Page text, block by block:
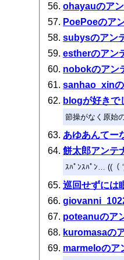
ohayauのア
PoePoeのア
subysのアン
estherのアン
nobokのアン
sanhao_xin
blogが好きで
節操がなく原始
あゆあんてー
餅太郎アンテ
ｽﾊﾟﾝｽﾊﾟﾝ… ((（
巡回せずには
poteanuのア
kuromasaの
marmeloのア